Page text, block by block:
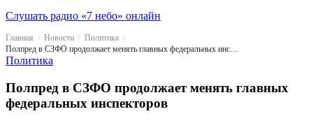
Слушать радио «7 небо» онлайн
Главная Новости
Политика
Полпред в СЗФО продолжает менять главных федеральных инспекторов
Политика
Полпред в СЗФО продолжает менять главных
федеральных инспекторов